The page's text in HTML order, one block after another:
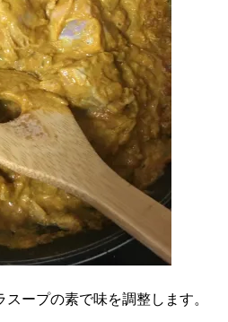
ープの素で味を調整します。